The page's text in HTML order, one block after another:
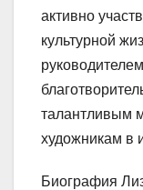
активно
культурной
талантливым
художникам в
Биография